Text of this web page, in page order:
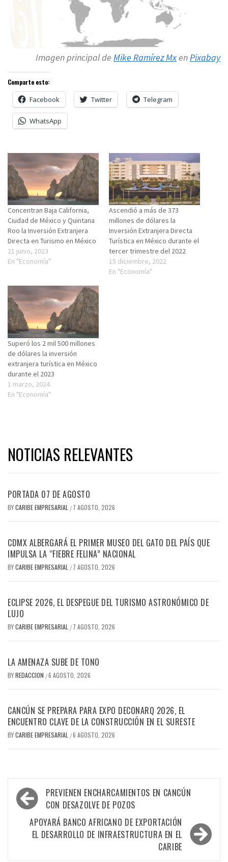
Imagen principal de Mike Ramírez MxenPixabay
Comparte esto:
Facebook Twitter Telegram
WhatsApp
Concentran Baja California,
Ciudad de México y Quintana
Roo la Inversión Extranjera
Directa en Turismo en México
21 junio, 2023
En "Economía"
Ascendió a más de 373
millones de dólares la
Inversión Extranjera Directa
Turística en México durante el
tercer trimestre del 2022
15 diciembre, 2022
En "Economía"
Superó los 2 mil 500 millones
de dólares la inversión
extranjera turística en México
durante el 2023
1 marzo, 2024
En "Economía"
NOTICIAS RELEVANTES
PORTADA 07 DE AGOSTO
BYCARIBE EMPRESARIAL / 7 AGOSTO, 2026
CDMX ALBERGARÁ EL PRIMER MUSEO DEL GATO DEL PAÍS QUE
IMPULSA LA “FIEBRE FELINA” NACIONAL
BYCARIBE EMPRESARIAL / 7 AGOSTO, 2026
ECLIPSE 2026, EL DESPEGUE DEL TURISMO ASTRONÓMICO DE
LUJO
BYCARIBE EMPRESARIAL / 7 AGOSTO, 2026
LA AMENAZA SUBE DE TONO
BYREDACCION /6 AGOSTO, 2026
CANCÚN SE PREPARA PARA EXPO DECONARQ 2026, EL
ENCUENTRO CLAVE DE LA CONSTRUCCIÓN EN EL SURESTE
BYCARIBE EMPRESARIAL /6 AGOSTO, 2026
Navegación
de
entradas
PREVIENEN ENCHARCAMIENTOS EN CANCÚN
CON DESAZOLVE DE POZOS
APOYARÁ BANCO AFRICANO DE EXPORTACIÓN
EL DESARROLLO DE INFRAESTRUCTURA EN EL
CARIBE